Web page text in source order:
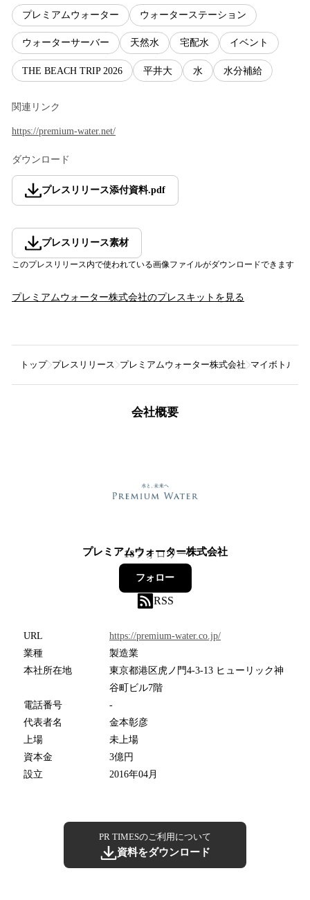
プレミアムウォーター ウォーターステーション
ウォーターサーバー 天然水 宅配水 イベント
THE BEACH TRIP 2026 平井大 水 水分補給
関連リンク
https://premium-water.net/
ダウンロード
プレスリリース添付資料.pdf
プレスリリース素材
このプレスリリース内で使われている画像ファイルがダウンロードできます
プレミアムウォーター株式会社のプレスキットを見る
トップ プレスリリース プレミアムウォーター株式会社 マイボトル持
会社概要
プレミアムウォーター株式会社
18フォロワー
フォロー
RSS
URL
https://premium-water.co.jp/
業種
製造業
本社所在地
東京都港区虎ノ門4-3-13 ヒューリック神
谷町ビル7階
電話番号
-
代表者名
金本彰彦
上場
未上場
資本金
3億円
設立
2016年04月
PR TIMESのご利用について
資料をダウンロード